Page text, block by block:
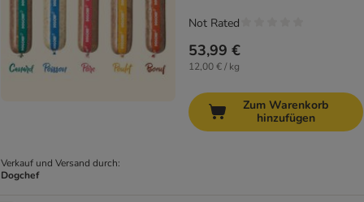
Verkauf und Versand durch:
Dogchef
53,99 €
12,00 € / kg
Not Rated
Zum Warenkorb
hinzufügen